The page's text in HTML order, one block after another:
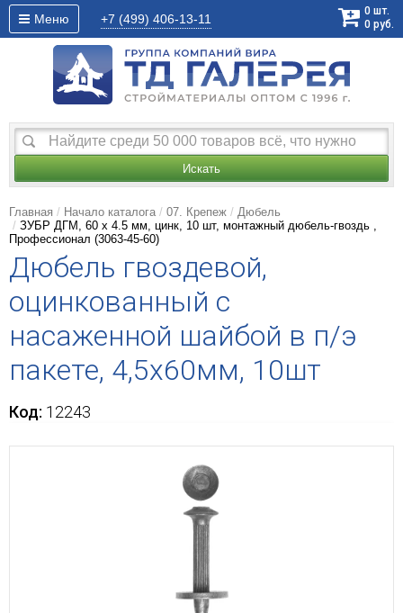
Меню +7 (499) 406-13-11
0 шт.
0 руб.
Искать
Главная Начало каталога 07. Крепеж
Дюбель
ЗУБР ДГМ, 60 x 4.5 мм, цинк, 10 шт, монтажный дюбель-гвоздь ,
Профессионал (3063-45-60)
Дюбель гвоздевой,
оцинкованный с
насаженной шайбой в п/э
пакете, 4,5x60мм, 10шт
Код: 12243